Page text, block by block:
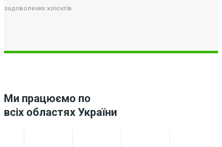
задоволених клієнтів
Ми працюємо по
всіх областях України